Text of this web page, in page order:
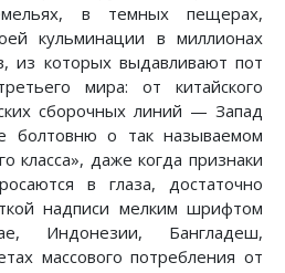
в темных пещерах,
кульминации в миллионах
из которых выдавливают пот
мира: от китайского
сборочных линий — Запад
болтовню о так называемом
класса», даже когда признаки
в глаза, достаточно
надписи мелким шрифтом
Индонезии, Бангладеш,
массового потребления от